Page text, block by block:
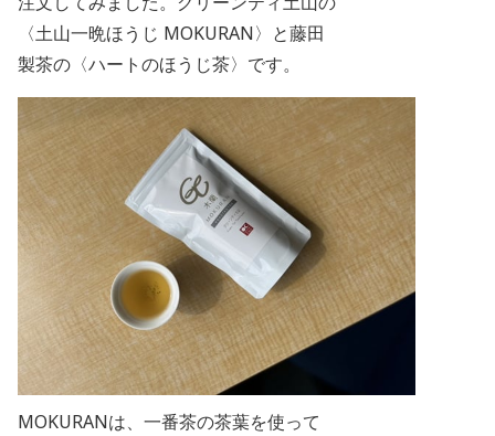
〈土山一晩ほうじ MOKURAN〉と藤田
製茶の〈ハートのほうじ茶〉です。
MOKURANは、 一番茶の茶葉を使って